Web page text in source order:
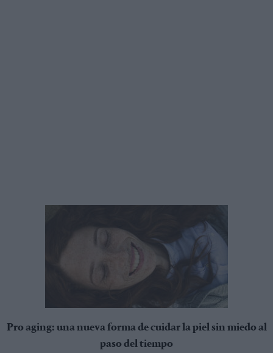
Pro aging: una nueva forma de cuidar la piel sin miedo al
paso del tiempo